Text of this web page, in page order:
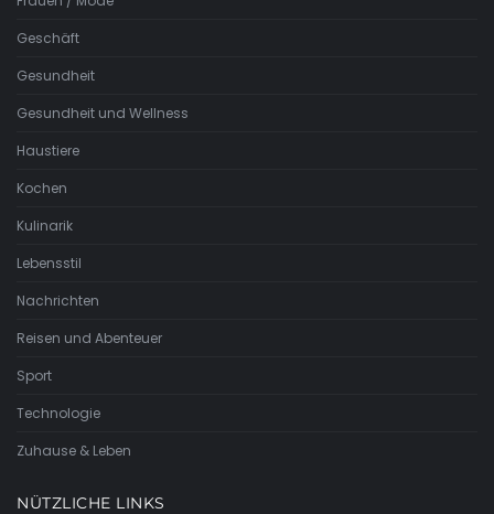
Geschäft
Gesundheit
Gesundheit und Wellness
Haustiere
Kochen
Kulinarik
Lebensstil
Nachrichten
Reisen und Abenteuer
Sport
Technologie
Zuhause & Leben
NÜTZLICHE LINKS